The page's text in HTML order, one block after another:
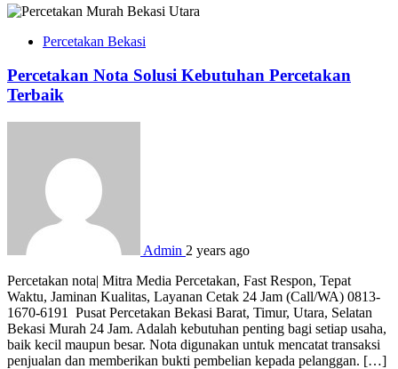
Percetakan Bekasi
Percetakan Nota Solusi Kebutuhan Percetakan
Terbaik
Admin 2 years ago
Percetakan nota| Mitra Media Percetakan, Fast Respon, Tepat
Waktu, Jaminan Kualitas, Layanan Cetak 24 Jam (Call/WA) 0813-
1670-6191 Pusat Percetakan Bekasi Barat, Timur, Utara, Selatan
Bekasi Murah 24 Jam. Adalah kebutuhan penting bagi setiap usaha,
baik kecil maupun besar. Nota digunakan untuk mencatat transaksi
penjualan dan memberikan bukti pembelian kepada pelanggan. […]